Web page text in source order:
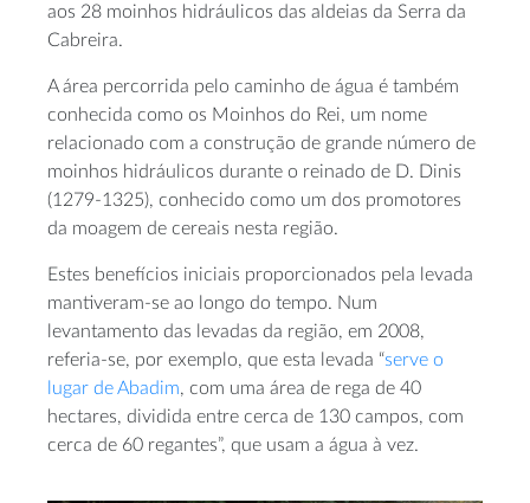
aos 28 moinhos hidráulicos das aldeias da Serra da
Cabreira.
A área percorrida pelo caminho de água é também
conhecida como os Moinhos do Rei, um nome
relacionado com a construção de grande número de
moinhos hidráulicos durante o reinado de D. Dinis
(1279-1325), conhecido como um dos promotores
da moagem de cereais nesta região.
Estes benefícios iniciais proporcionados pela levada
mantiveram-se ao longo do tempo. Num
levantamento das levadas da região, em 2008,
referia-se, por exemplo, que esta levada “serve o
lugar de Abadim, com uma área de rega de 40
hectares, dividida entre cerca de 130 campos, com
cerca de 60 regantes”, que usam a água à vez.